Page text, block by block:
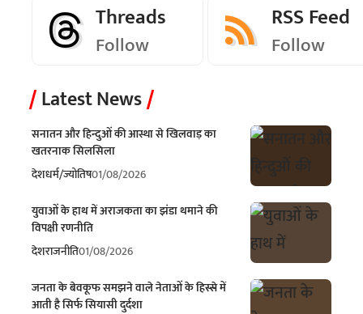
Threads
Follow
RSS Feed
Follow
Latest News
सनातन और हिन्दुओं की आस्था से खिलवाड़ का
खतरनाक सिलसिला
देशधर्म/ज्योतिष01/08/2026
युवाओं के हाथ में अराजकता का झंडा थमाने की
विपक्षी रणनीति
देशराजनीति01/08/2026
जनता के बेवकूफ समझने वाले नेताओं के हिस्से में
आती है सिर्फ सियासी दुर्दशा